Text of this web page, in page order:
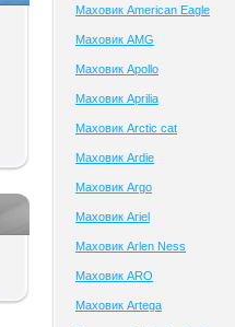
Маховик American Eagle
Маховик AMG
Маховик Apollo
Маховик Aprilia
Маховик Arctic cat
Маховик Ardie
Маховик Argo
Маховик Ariel
Маховик Arlen Ness
Маховик ARO
Маховик Artega